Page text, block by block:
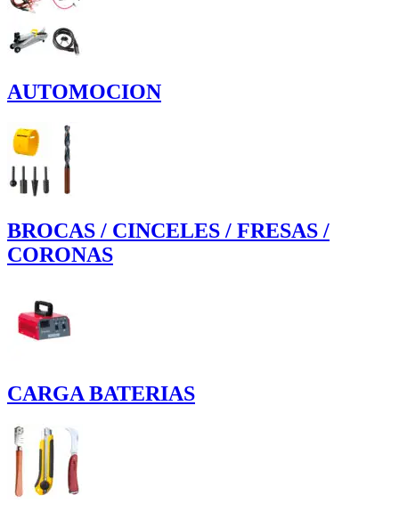
AUTOMOCION
BROCAS / CINCELES / FRESAS /
CORONAS
CARGA BATERIAS